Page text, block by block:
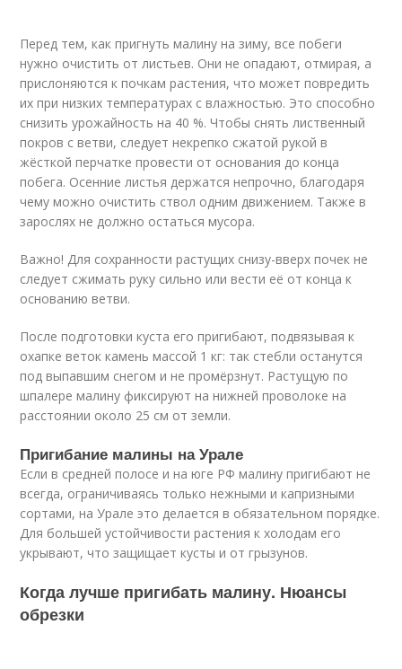
Перед тем, как пригнуть малину на зиму, все побеги
нужно очистить от листьев. Они не опадают, отмирая, а
прислоняются к почкам растения, что может повредить
их при низких температурах с влажностью. Это способно
снизить урожайность на 40 %. Чтобы снять лиственный
покров с ветви, следует некрепко сжатой рукой в
жёсткой перчатке провести от основания до конца
побега. Осенние листья держатся непрочно, благодаря
чему можно очистить ствол одним движением. Также в
зарослях не должно остаться мусора.
Важно! Для сохранности растущих снизу-вверх почек не
следует сжимать руку сильно или вести её от конца к
основанию ветви.
После подготовки куста его пригибают, подвязывая к
охапке веток камень массой 1 кг: так стебли останутся
под выпавшим снегом и не промёрзнут. Растущую по
шпалере малину фиксируют на нижней проволоке на
расстоянии около 25 см от земли.
Пригибание малины на Урале
Если в средней полосе и на юге РФ малину пригибают не
всегда, ограничиваясь только нежными и капризными
сортами, на Урале это делается в обязательном порядке.
Для большей устойчивости растения к холодам его
укрывают, что защищает кусты и от грызунов.
Когда лучше пригибать малину. Нюансы
обрезки